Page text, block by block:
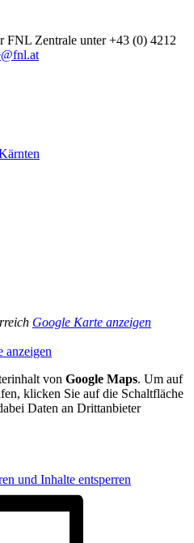
FNL Zentrale unter +43 (0) 4212
Google Karte anzeigen
anzeigen
von Google Maps. Um auf
klicken Sie auf die Schaltfläche
Daten an Drittanbieter
und Inhalte entsperren